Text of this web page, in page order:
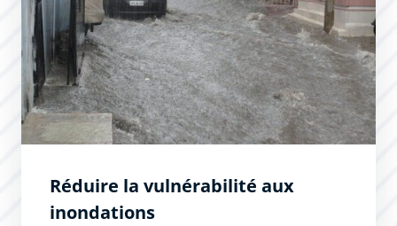
Réduire la vulnérabilité aux
inondations